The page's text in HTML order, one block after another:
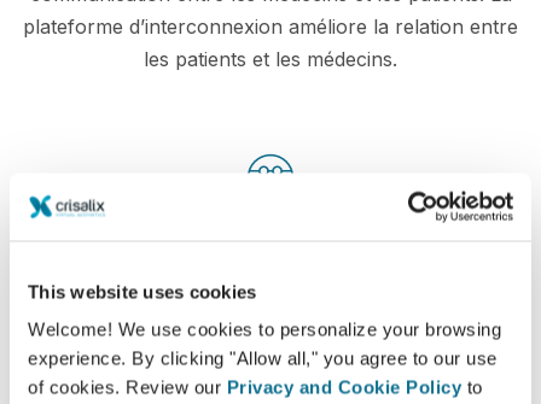
This website uses cookies
Welcome! We use cookies to personalize your browsing
experience. By clicking "Allow all," you agree to our use
of cookies. Review our Privacy and Cookie Policy to
plateforme d’interconnexion améliore la relation entre
les patients et les médecins.
potentiels résultats d'interventions grâce à une
simulation 3D de leur propre corps ou visage.